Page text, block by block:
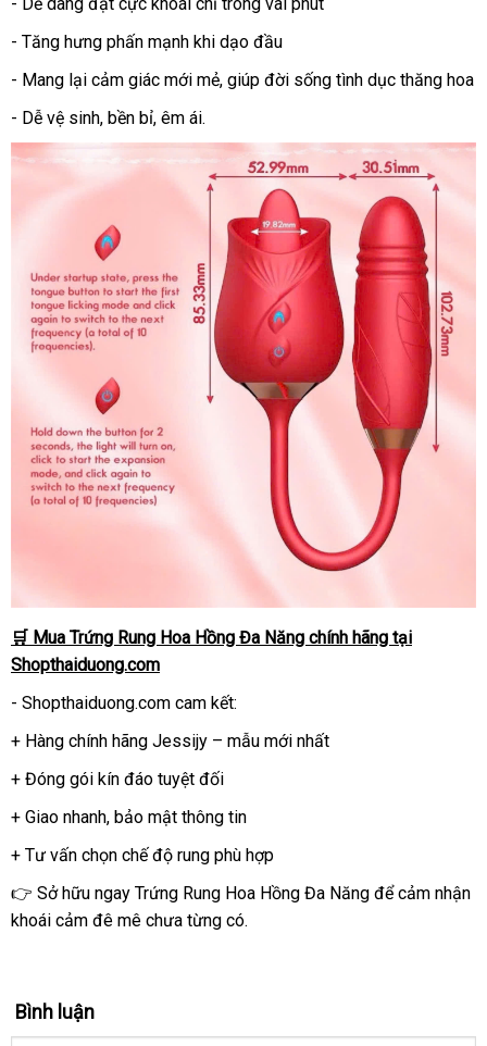
- Tăng hưng phấn mạnh khi dạo đầu
- Mang lại cảm giác mới mẻ, giúp đời sống tình dục thăng hoa
- Dễ vệ sinh, bền bỉ, êm ái.
🛒 Mua Trứng Rung Hoa Hồng Đa Năng chính hãng tại
Shopthaiduong.com
- Shopthaiduong.com cam kết:
+ Hàng chính hãng Jessijy – mẫu mới nhất
+ Đóng gói kín đáo tuyệt đối
+ Giao nhanh, bảo mật thông tin
+ Tư vấn chọn chế độ rung phù hợp
👉 Sở hữu ngay Trứng Rung Hoa Hồng Đa Năng để cảm nhận
khoái cảm đê mê chưa từng có.
Bình luận